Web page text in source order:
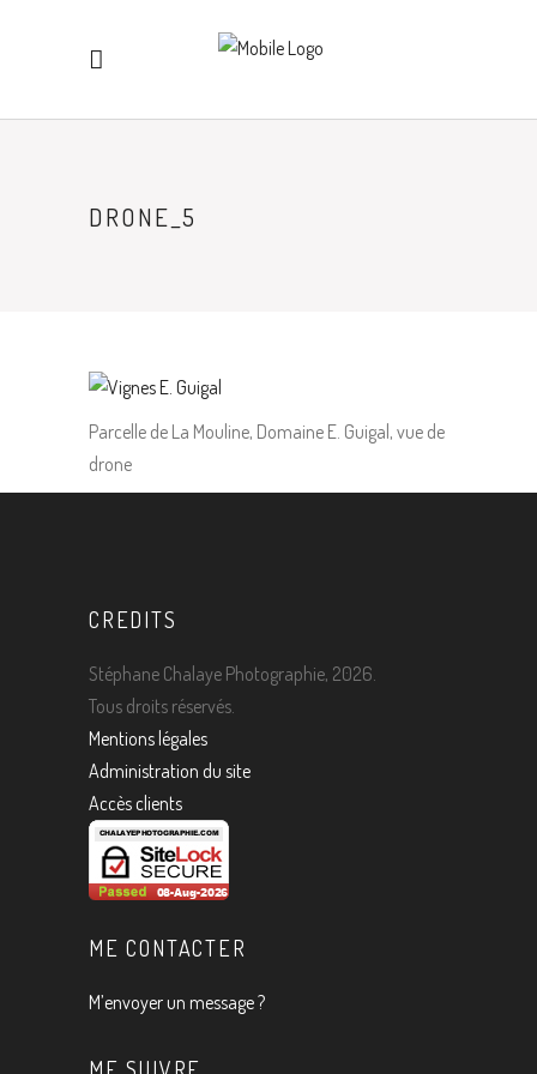
DRONE_5
Parcelle de La Mouline, Domaine E. Guigal, vue de
drone
CREDITS
Stéphane Chalaye Photographie, 2026.
Tous droits réservés.
Mentions légales
Administration du site
Accès clients
ME CONTACTER
M’envoyer un message ?